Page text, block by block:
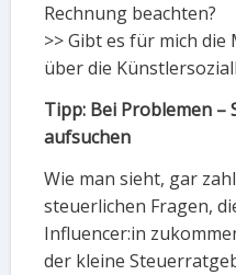
Rechnung beachten?
>> Gibt es für mich
über die
Tipp: Bei Problemen
aufsuchen
Wie man sieht, gar
steuerlichen Fragen,
Influencer:in
der kleine